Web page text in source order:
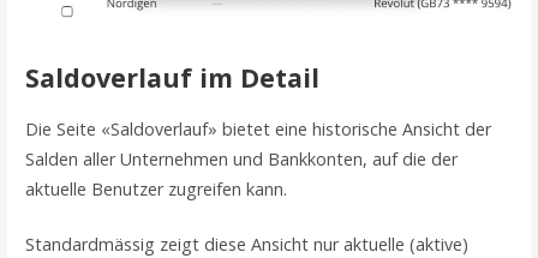
Saldoverlauf im Detail
Die Seite «Saldoverlauf» bietet eine historische Ansicht der
Salden aller Unternehmen und Bankkonten, auf die der
aktuelle Benutzer zugreifen kann.
Standardmässig zeigt diese Ansicht nur aktuelle (aktive)